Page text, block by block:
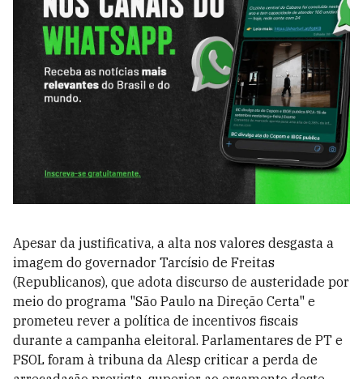
Apesar da justificativa, a alta nos valores desgasta a
imagem do governador Tarcísio de Freitas
(Republicanos), que adota discurso de austeridade por
meio do programa "São Paulo na Direção Certa" e
prometeu rever a política de incentivos fiscais
durante a campanha eleitoral. Parlamentares de PT e
PSOL foram à tribuna da Alesp criticar a perda de